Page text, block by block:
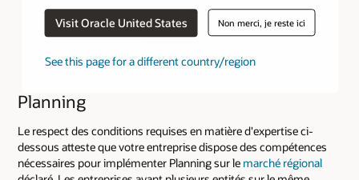
Visit Oracle United States Non merci, je reste ici
See this page for a different country/region
Planning
Le respect des conditions requises en matière d'expertise ci-
dessous atteste que votre entreprise dispose des compétences
nécessaires pour implémenter Planning sur le marché régional